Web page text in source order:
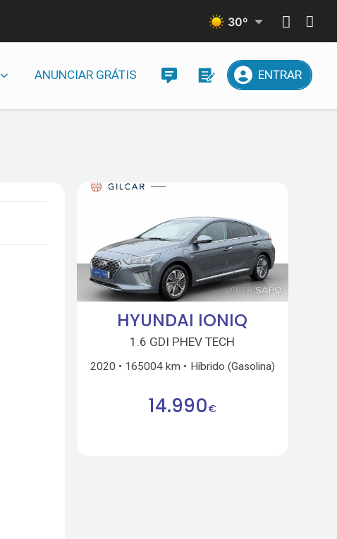
30º
ANUNCIAR GRÁTIS ENTRAR
HYUNDAI IONIQ
1.6 GDI PHEV TECH
2020 165004 km Híbrido (Gasolina)
14.990€